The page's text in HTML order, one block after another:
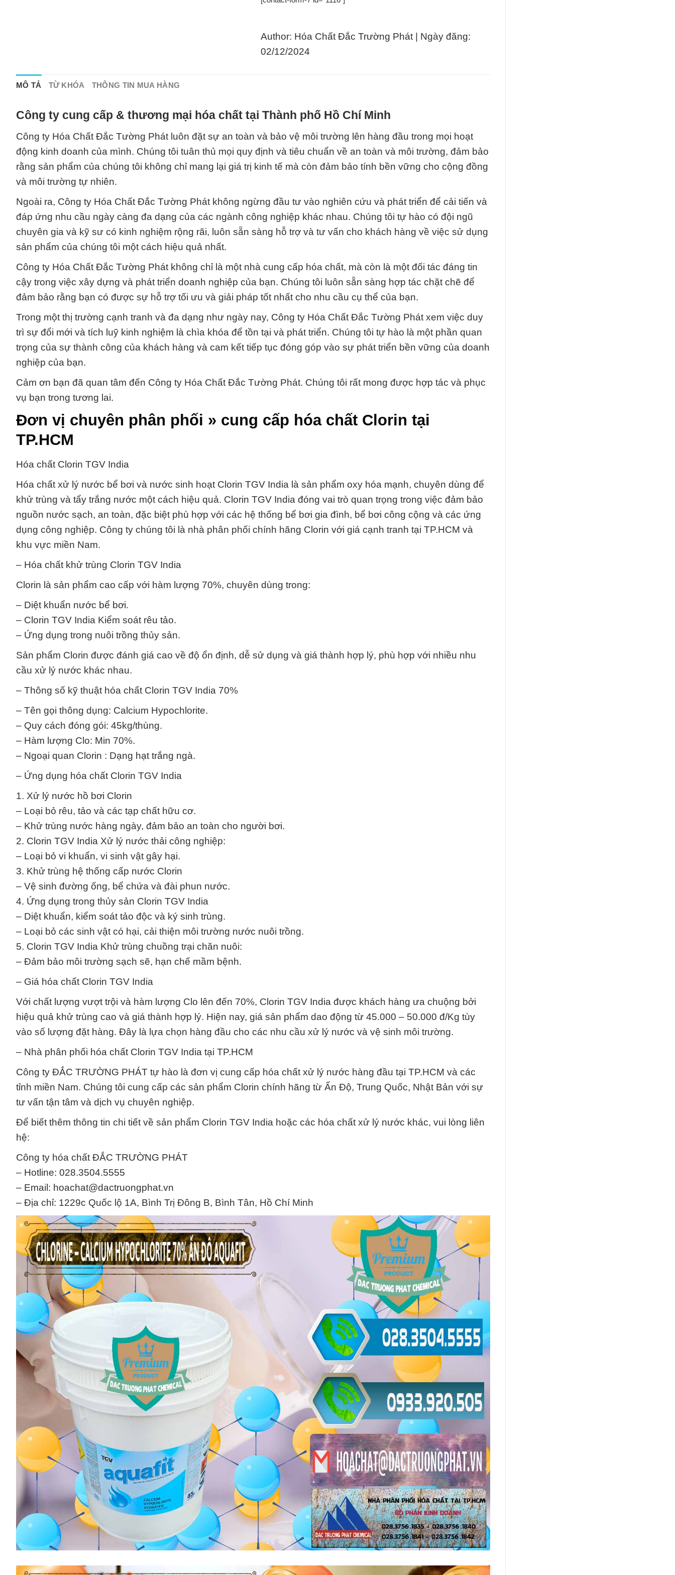
Author: Hóa Chất Đắc Trường Phát | Ngày đăng:
02/12/2024
MÔ TẢ TỪ KHÓA THÔNG TIN MUA HÀNG
Công ty cung cấp & thương mại hóa chất tại Thành phố Hồ Chí Minh
Công ty Hóa Chất Đắc Tường Phát luôn đặt sự an toàn và bảo vệ môi trường lên hàng đầu trong mọi hoạt
động kinh doanh của mình. Chúng tôi tuân thủ mọi quy định và tiêu chuẩn về an toàn và môi trường, đảm bảo
rằng sản phẩm của chúng tôi không chỉ mang lại giá trị kinh tế mà còn đảm bảo tính bền vững cho cộng đồng
và môi trường tự nhiên.
Ngoài ra, Công ty Hóa Chất Đắc Tường Phát không ngừng đầu tư vào nghiên cứu và phát triển để cải tiến và
đáp ứng nhu cầu ngày càng đa dạng của các ngành công nghiệp khác nhau. Chúng tôi tự hào có đội ngũ
chuyên gia và kỹ sư có kinh nghiệm rộng rãi, luôn sẵn sàng hỗ trợ và tư vấn cho khách hàng về việc sử dụng
sản phẩm của chúng tôi một cách hiệu quả nhất.
Công ty Hóa Chất Đắc Tường Phát không chỉ là một nhà cung cấp hóa chất, mà còn là một đối tác đáng tin
cậy trong việc xây dựng và phát triển doanh nghiệp của bạn. Chúng tôi luôn sẵn sàng hợp tác chặt chẽ để
đảm bảo rằng bạn có được sự hỗ trợ tối ưu và giải pháp tốt nhất cho nhu cầu cụ thể của bạn.
Trong một thị trường cạnh tranh và đa dạng như ngày nay, Công ty Hóa Chất Đắc Tường Phát xem việc duy
trì sự đổi mới và tích luỹ kinh nghiệm là chìa khóa để tồn tại và phát triển. Chúng tôi tự hào là một phần quan
trọng của sự thành công của khách hàng và cam kết tiếp tục đóng góp vào sự phát triển bền vững của doanh
nghiệp của bạn.
Cảm ơn bạn đã quan tâm đến Công ty Hóa Chất Đắc Tường Phát. Chúng tôi rất mong được hợp tác và phục
vụ bạn trong tương lai.
Đơn vị chuyên phân phối » cung cấp hóa chất Clorin tại
TP.HCM
Hóa chất Clorin TGV India
Hóa chất xử lý nước bể bơi và nước sinh hoạt Clorin TGV India là sản phẩm oxy hóa mạnh, chuyên dùng để
khử trùng và tẩy trắng nước một cách hiệu quả. Clorin TGV India đóng vai trò quan trọng trong việc đảm bảo
nguồn nước sạch, an toàn, đặc biệt phù hợp với các hệ thống bể bơi gia đình, bể bơi công cộng và các ứng
dụng công nghiệp. Công ty chúng tôi là nhà phân phối chính hãng Clorin với giá cạnh tranh tại TP.HCM và
khu vực miền Nam.
– Hóa chất khử trùng Clorin TGV India
Clorin là sản phẩm cao cấp với hàm lượng 70%, chuyên dùng trong:
– Diệt khuẩn nước bể bơi.
– Clorin TGV India Kiểm soát rêu tảo.
– Ứng dụng trong nuôi trồng thủy sản.
Sản phẩm Clorin được đánh giá cao về độ ổn định, dễ sử dụng và giá thành hợp lý, phù hợp với nhiều nhu
cầu xử lý nước khác nhau.
– Thông số kỹ thuật hóa chất Clorin TGV India 70%
– Tên gọi thông dụng: Calcium Hypochlorite.
– Quy cách đóng gói: 45kg/thùng.
– Hàm lượng Clo: Min 70%.
– Ngoại quan Clorin : Dạng hạt trắng ngà.
– Ứng dụng hóa chất Clorin TGV India
1. Xử lý nước hồ bơi Clorin
– Loại bỏ rêu, tảo và các tạp chất hữu cơ.
– Khử trùng nước hàng ngày, đảm bảo an toàn cho người bơi.
2. Clorin TGV India Xử lý nước thải công nghiệp:
– Loại bỏ vi khuẩn, vi sinh vật gây hại.
3. Khử trùng hệ thống cấp nước Clorin
– Vệ sinh đường ống, bể chứa và đài phun nước.
4. Ứng dụng trong thủy sản Clorin TGV India
– Diệt khuẩn, kiểm soát tảo độc và ký sinh trùng.
– Loại bỏ các sinh vật có hại, cải thiện môi trường nước nuôi trồng.
5. Clorin TGV India Khử trùng chuồng trại chăn nuôi:
– Đảm bảo môi trường sạch sẽ, hạn chế mầm bệnh.
– Giá hóa chất Clorin TGV India
Với chất lượng vượt trội và hàm lượng Clo lên đến 70%, Clorin TGV India được khách hàng ưa chuộng bởi
hiệu quả khử trùng cao và giá thành hợp lý. Hiện nay, giá sản phẩm dao động từ 45.000 – 50.000 đ/Kg tùy
vào số lượng đặt hàng. Đây là lựa chọn hàng đầu cho các nhu cầu xử lý nước và vệ sinh môi trường.
– Nhà phân phối hóa chất Clorin TGV India tại TP.HCM
Công ty ĐẮC TRƯỜNG PHÁT tự hào là đơn vị cung cấp hóa chất xử lý nước hàng đầu tại TP.HCM và các
tỉnh miền Nam. Chúng tôi cung cấp các sản phẩm Clorin chính hãng từ Ấn Độ, Trung Quốc, Nhật Bản với sự
tư vấn tận tâm và dịch vụ chuyên nghiệp.
Để biết thêm thông tin chi tiết về sản phẩm Clorin TGV India hoặc các hóa chất xử lý nước khác, vui lòng liên
hệ:
Công ty hóa chất ĐẮC TRƯỜNG PHÁT
– Hotline: 028.3504.5555
– Email: hoachat@dactruongphat.vn
– Địa chỉ: 1229c Quốc lộ 1A, Bình Trị Đông B, Bình Tân, Hồ Chí Minh